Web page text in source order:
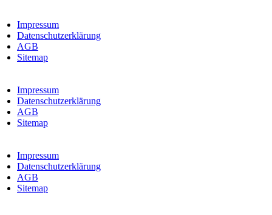
Impressum
Datenschutzerklärung
AGB
Sitemap
Impressum
Datenschutzerklärung
AGB
Sitemap
Impressum
Datenschutzerklärung
AGB
Sitemap